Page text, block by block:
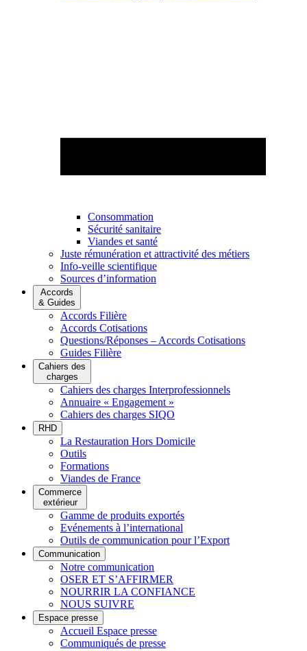
Consommation
Sécurité sanitaire
Viandes et santé
Juste rémunération et attractivité des métiers
Info-veille scientifique
Sources d’information
Accords
& Guides
Accords Filière
Accords Cotisations
Questions/Réponses – Accords Cotisations
Guides Filière
Cahiers des
charges
Cahiers des charges Interprofessionnels
Annuaire « Engagement »
Cahiers des charges SIQO
RHD
La Restauration Hors Domicile
Outils
Formations
Viandes de France
Commerce
extérieur
Gamme de produits exportés
Evénements à l’international
Outils de communication pour l’Export
Communication
Notre communication
OSER ET S’AFFIRMER
NOURRIR LA CONFIANCE
NOUS SUIVRE
Espace presse
Accueil Espace presse
Communiqués de presse